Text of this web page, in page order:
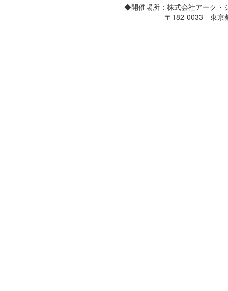
◆開催場所：株式会社アーク
〒182-0033 東京都調